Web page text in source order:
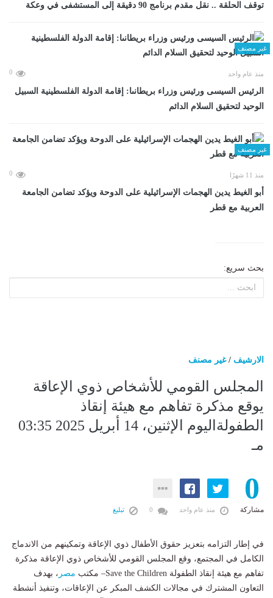
توقف الحلقة .. نقل مقدم برنامج 90 دقيقة إلى المستشفى في وعكة
غير مصنف
منذ عام واحد 0
الرئيس السيسى ورئيس وزراء بريطانىا: إقامة الدولة الفلسطينية السبيل
الوحيد لتحقيق السلام الدائم
غير مصنف
منذ 11 شهرًا 0
أبو الغيط يدين الهجمات الإسرائيلية على الدوحة ويؤكد تضامن الجامعة
العربية مع قطر
بحث سريع:
الارشيف /غير مصنف
المجلس القومي للأشخاص ذوي الإعاقة
يوقع مذكرة تفاهم مع هيئة إنقاذ
الطفولةاليوم الإثنين، 14 أبريل 2025 03:35
مـ
0
مشاركة منذ عام واحد تبليغ
في إطار التزامه بتعزيز حقوق الأطفال ذوي الإعاقة وتمكينهم من الاندماج
الكامل في المجتمع، وقع المجلس القومي للأشخاص ذوي الإعاقة مذكرة
تفاهم مع هيئة إنقاذ الطفولة Save the Children– مكتب
مصر ، بهدف
التعاون المشترك في مجالات الكشف المبكر عن الإعاقات، وتنفيذ أنشطة